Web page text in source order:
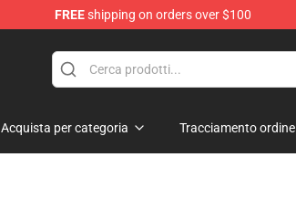
FREEshipping on orders over $100
Acquista per categoria Tracciamento ordine